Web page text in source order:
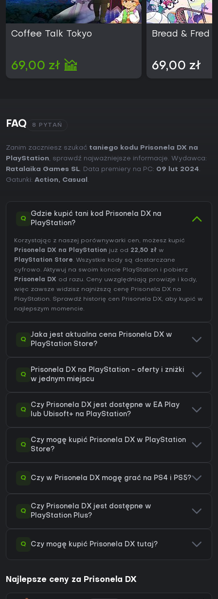
Coffee Talk Tokyo
69,00 zł
Bread & Fred
69,00 zł
FAQ 8 PYTAŃ
Zanim zaczniesz szukać taniego kodu Prisonela DX na
PlayStation, sprawdź najważniejsze informacje. Wydawca:
Ratalaika Games SL. Data premiery na PC: 09 lut 2024.
Gatunki: Action, Casual .
Q
Gdzie kupić tani kod Prisonela DX na
PlayStation?
Korzystając z naszej porównywarki cen, możesz kupić
Prisonela DX na PlayStation już od 22,50 zł w
PlayStation Store. Wszystkie kody są dostarczane
cyfrowo. Aktywuj na swoim koncie PlayStation i pobierz
Prisonela DX od razu. Ceny uwzględniają prowizje i kody,
więc zawsze widzisz najniższą cenę Prisonela DX na
PlayStation. Sprawdź historię cen Prisonela DX, aby kupić w
najlepszym momencie.
Q
Jaka jest aktualna cena Prisonela DX w
PlayStation Store?
Q
Prisonela DX na PlayStation - oferty i zniżki
w jednym miejscu
Q
Czy Prisonela DX jest dostępne w EA Play
lub Ubisoft+ na PlayStation?
Q
Czy mogę kupić Prisonela DX w PlayStation
Store?
Q Czy w Prisonela DX mogę grać na PS4 i PS5?
Q
Czy Prisonela DX jest dostępne w
PlayStation Plus?
Q Czy mogę kupić Prisonela DX tutaj?
Najlepsze ceny za Prisonela DX